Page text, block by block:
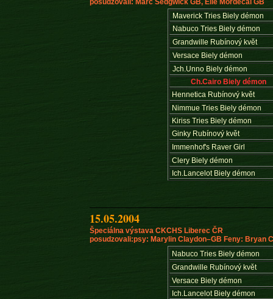
posudzovali: Marc Sedgwick GB, Elle Mordecai GB
Maverick Tries Biely démon
Nabuco Tries Biely démon
Grandwille Rubínový květ
Versace Biely démon
Jch.Unno Biely démon
Ch.Cairo Biely démon
Hennetica Rubínový květ
Nimmue Tries Biely démon
Kiriss Tries Biely démon
Ginky Rubínový květ
Immenhof's Raver Girl
Clery Biely démon
Ich.Lancelot Biely démon
15.05.2004
Špeciálna výstava CKCHS Liberec ČR
posudzovali:psy: Marylin Claydon–GB Feny: Bryan
Nabuco Tries Biely démon
Grandwille Rubínový květ
Versace Biely démon
Ich.Lancelot Biely démon